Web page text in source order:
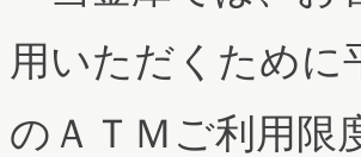
用いただくために
のＡＴＭご利用限